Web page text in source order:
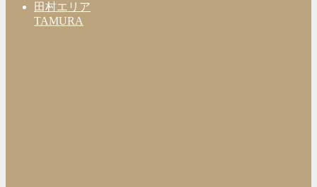
田村エリア
TAMURA